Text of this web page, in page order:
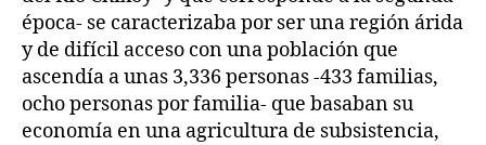
época- se caracterizaba por ser una región árida
y de difícil acceso con una población que
ascendía a unas 3,336 personas -433 familias,
ocho personas por familia- que basaban su
economía en una agricultura de subsistencia,